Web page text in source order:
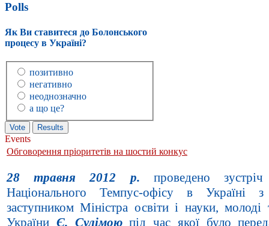
Polls
Як Ви ставитеся до Болонського
процесу в Україні?
позитивно
негативно
неоднозначно
а що це?
Events
Обговорення пріоритетів на шостий конкус
28 травня 2012 р. проведено
Національного Темпус-офісу в Україні
заступником Міністра освіти і науки, молоді
України Є. Сулімоюпід час якої було